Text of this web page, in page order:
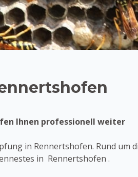
Ihnen professionell weiter
in Rennertshofen. Rund
in Rennertshofen .